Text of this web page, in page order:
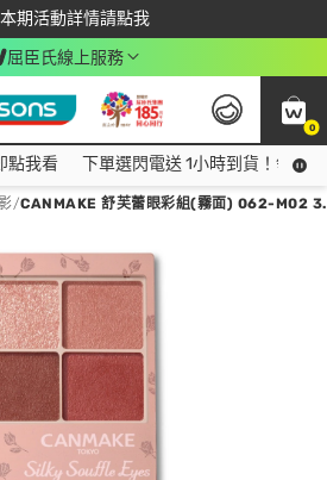
本期活動詳情請點我
下載app最高回饋$350
屈臣氏線上服務
0
看
點我看 下單選閃電送 1小時到貨！領神
/CANMAKE 舒芙蕾眼彩組(霧面) 062-M02